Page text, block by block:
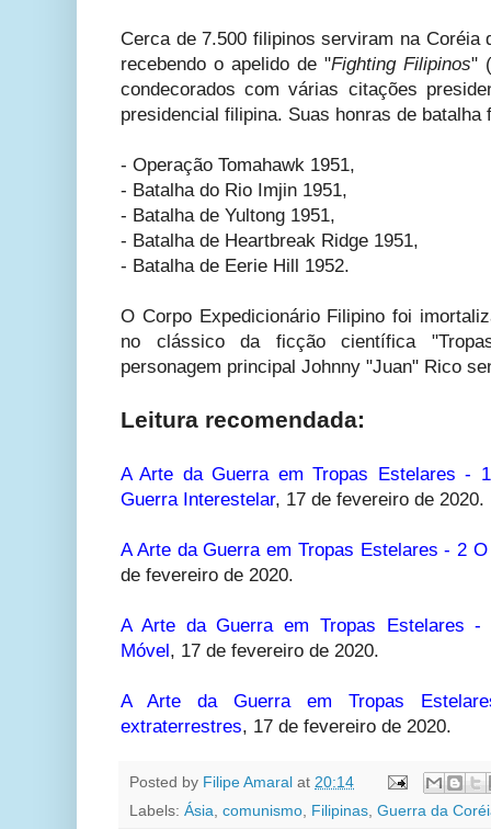
Cerca de 7.500 filipinos serviram na Coréia
recebendo o apelido de "Fighting Filipinos"
condecorados com várias citações
presidencial filipina. Suas honras de batalha
- Operação Tomahawk 1951,
- Batalha do Rio Imjin 1951,
- Batalha de Yultong 1951,
- Batalha de Heartbreak Ridge 1951,
- Batalha de Eerie Hill 1952.
O Corpo Expedicionário Filipino foi
no clássico da ficção científica
personagem principal Johnny "Juan" Rico
Leitura recomendada:
A Arte da Guerra em Tropas Estelares -
Guerra Interestelar, 17 de fevereiro de 2020.
A Arte da Guerra em Tropas Estelares - 2
de fevereiro de 2020.
A Arte da Guerra em Tropas Estelares
Móvel, 17 de fevereiro de 2020.
A Arte da Guerra em Tropas
extraterrestres, 17 de fevereiro de 2020.
Posted by Filipe Amaral at 20:14
Labels: Ásia, comunismo, Filipinas, Guerra da